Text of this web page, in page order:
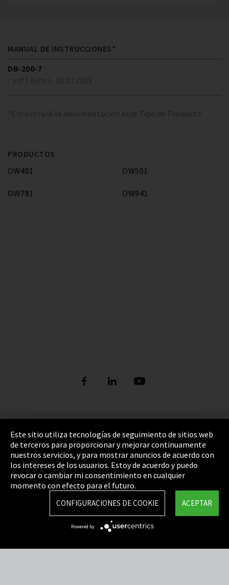
MANUAL DE INSTRUCCIONES*
DB-200-7
*Encontrará la documentación elija Tipo de Producto
PRODUCTOS
OW401
OW501
OW781 OW941
Pie de imprenta
Política de privacidad
Cookie Settings
Términos y Condiciones
Mapa del sitio
Integrity Line
Este sitio utiliza tecnologías de seguimiento de sitios web
de terceros para proporcionar y mejorar continuamente
nuestros servicios, y para mostrar anuncios de acuerdo con
los intereses de los usuarios. Estoy de acuerdo y puedo
revocar o cambiar mi consentimiento en cualquier
momento con efecto para el futuro.
ACEPTAR
CONFIGURACIONES DE COOKIE
Powered by